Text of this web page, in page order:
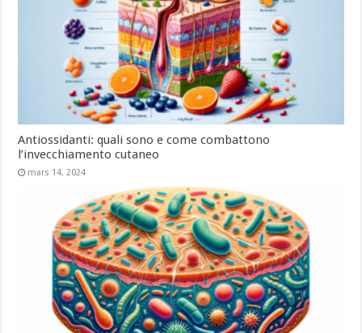
Antiossidanti: quali sono e come combattono
l’invecchiamento cutaneo
mars 14, 2024